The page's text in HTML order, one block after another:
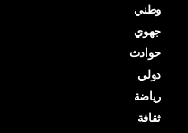
وطني
جهوي
حوادث
دولي
رياضة
ثقافة